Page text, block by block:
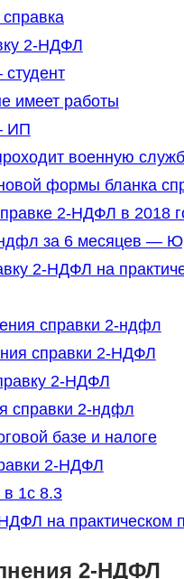
2-НДФЛ
имеет работы
ИП
военную
формы бланка
2-НДФЛ в 2018
за 6 месяцев —
2-НДФЛ на
справки 2-ндфл
справки 2-НДФЛ
2-НДФЛ
справки 2-ндфл
базе и налоге
2-НДФЛ
1с 8.3
на практическом
2-НДФЛ